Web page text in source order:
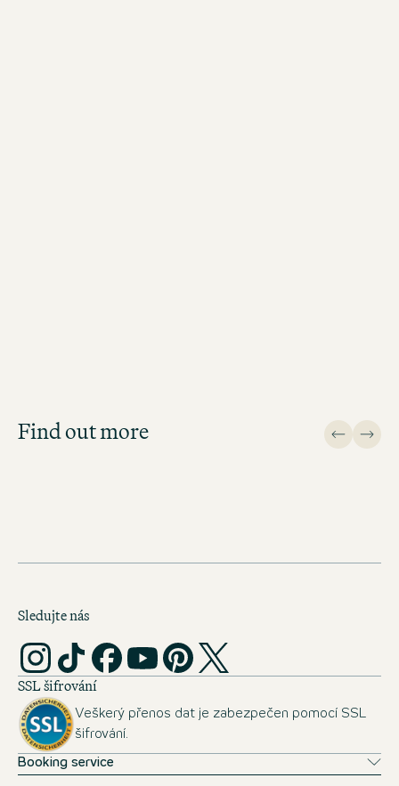
Find out more
Sledujte nás
SSL šifrování
Veškerý přenos dat je zabezpečen pomocí SSL
šifrování.
Booking service